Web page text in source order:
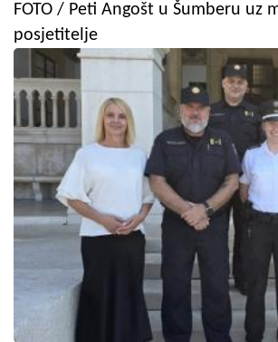
FOTO / Peti Angošt u Šumberu uz
posjetitelje